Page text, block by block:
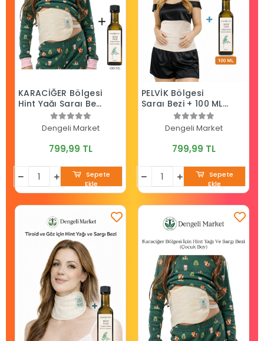
KARACİĞER Bölgesi
Hint Yağı Sargı Bezi
(Çocuk Boy) + 100
ML Hint Yağı
(HEXANSIZ)
Dengeli Market
799,99 TL
Sepete
Ekle
PELVİK Bölgesi
Sargı Bezi + 100 ML
HİNT YAĞI
(HEXANSIZ)
Dengeli Market
799,99 TL
Sepete
Ekle